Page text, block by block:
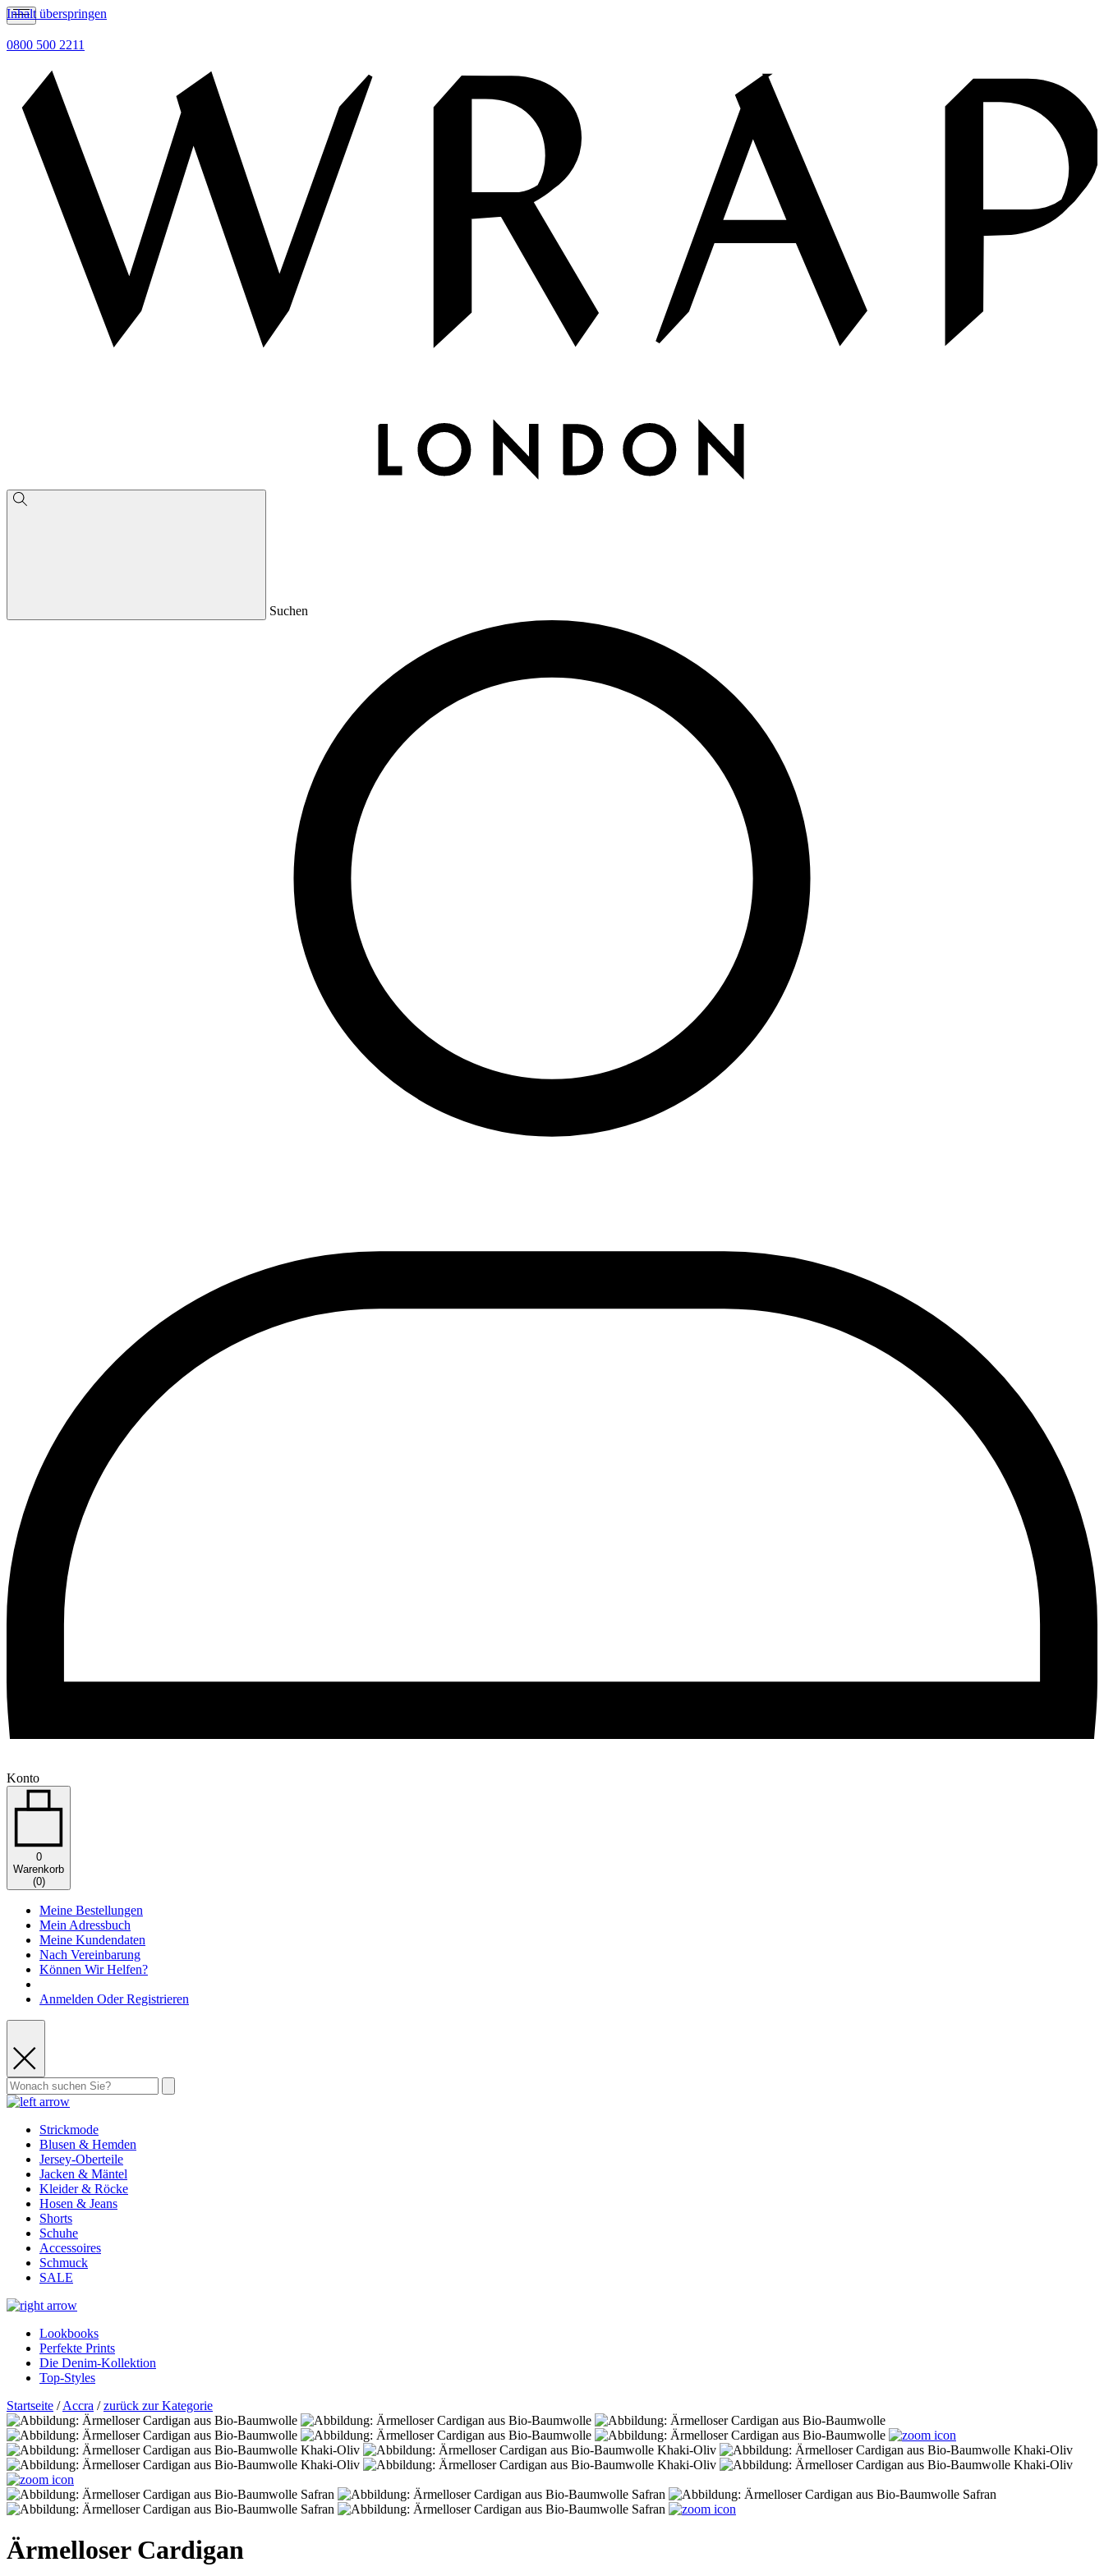
Inhalt überspringen
0800 500 2211
Suchen
Konto
0
Warenkorb
(0)
Meine Bestellungen
Mein Adressbuch
Meine Kundendaten
Nach Vereinbarung
Können Wir Helfen?
Anmelden Oder Registrieren
Strickmode
Blusen & Hemden
Jersey-Oberteile
Jacken & Mäntel
Kleider & Röcke
Hosen & Jeans
Shorts
Schuhe
Accessoires
Schmuck
SALE
Lookbooks
Perfekte Prints
Die Denim-Kollektion
Top-Styles
Startseite /Accra /zurück zur Kategorie
Ärmelloser Cardigan